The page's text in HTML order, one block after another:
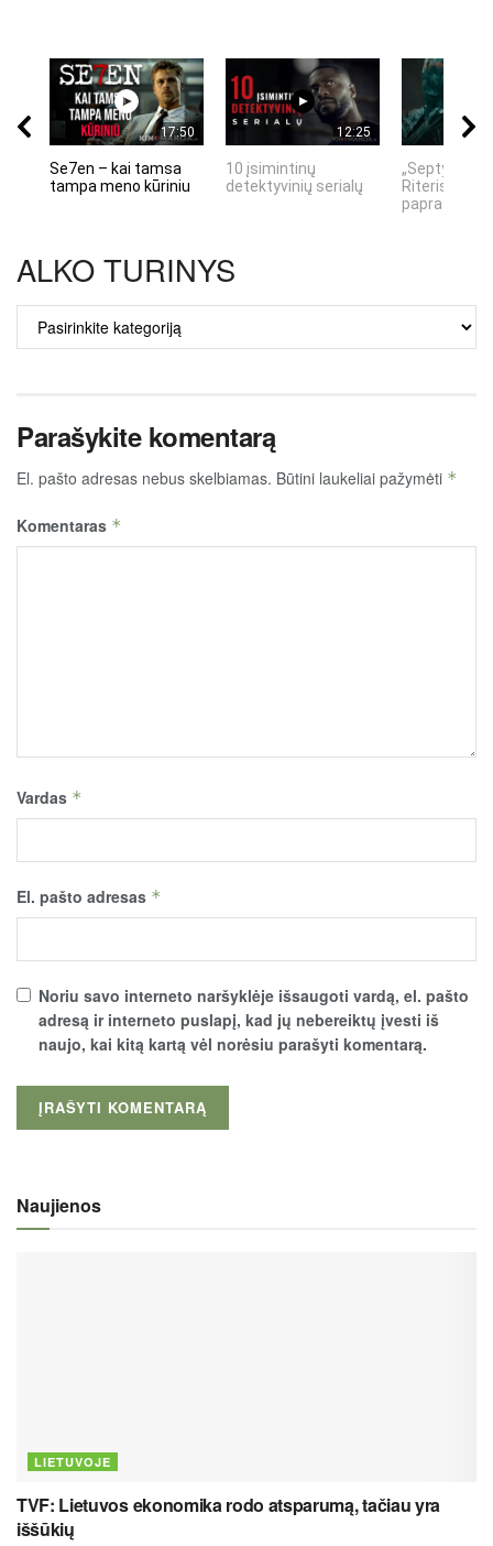
17:50
Se7en – kai tamsa
tampa meno kūriniu
12:25
10 įsimintinų
detektyvinių serialų
„Septynių
Riteris" – kai
ALKO TURINYS
TURINYS
Parašykite komentarą
El. pašto adresas nebus skelbiamas. Būtini laukeliai pažymėti *
Komentaras *
Vardas *
El. pašto adresas *
Noriu savo interneto naršyklėje išsaugoti vardą, el. pašto
adresą ir interneto puslapį, kad jų nebereiktų įvesti iš
naujo, kai kitą kartą vėl norėsiu parašyti komentarą.
Naujienos
LIETUVOJE
TVF: Lietuvos ekonomika rodo atsparumą, tačiau yra
iššūkių